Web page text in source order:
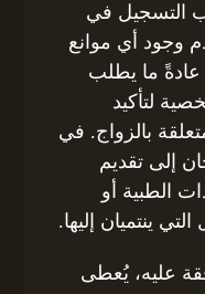
التسجيل في
وجود أي موانع
عادةً ما يطلب
لتأكيد
بالزواج. في
إلى تقديم
الطبية أو
ينتميان إليها.
عليه، يُعطى